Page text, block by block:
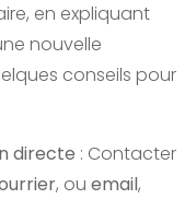
en expliquant
nouvelle
conseils pour
directe : Contacter
, ou email,